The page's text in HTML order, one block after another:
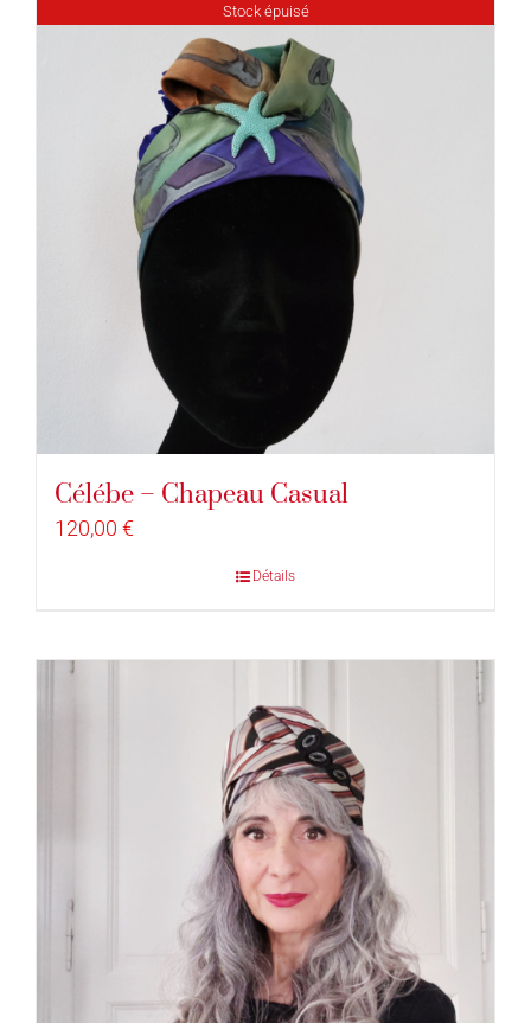
Stock épuisé
Célébe – Chapeau Casual
120,00 €
Détails